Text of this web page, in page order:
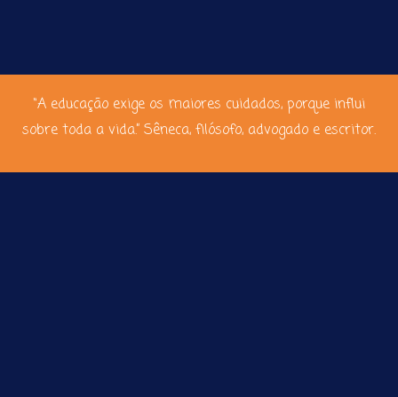
“A educação exige os maiores cuidados, porque influi
sobre toda a vida.” Sêneca, filósofo, advogado e escritor.